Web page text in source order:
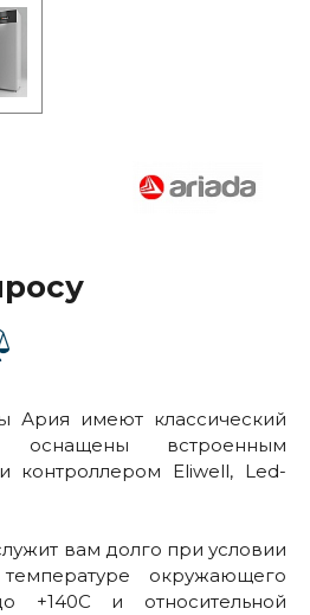
Ария имеют классический
оснащены встроенным
контроллером Eliwell, Led-
вам долго при условии
окружающего
+140С и относительной